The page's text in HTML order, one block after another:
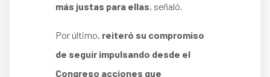
más justas para ellas, señaló.
Por último, reiteró su compromiso
de seguir impulsando desde el
Congreso acciones que